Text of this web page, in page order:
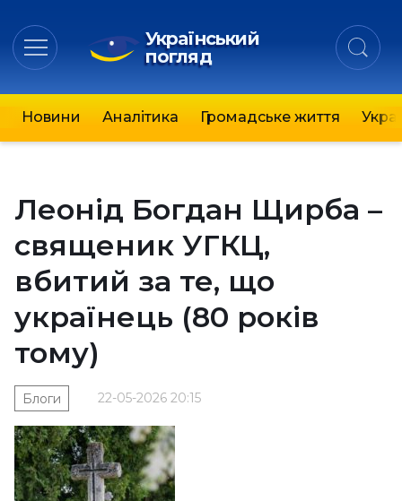
Український
погляд
Новини Аналітика Громадське життя
Леонід Богдан Щирба –
священик УГКЦ,
вбитий за те, що
українець (80 років
тому)
22-05-2026 20:15
Блоги